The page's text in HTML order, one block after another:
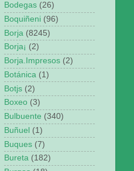
Bodegas (26)
Boquiñeni (96)
Borja (8245)
Borja¡ (2)
Borja.Impresos (2)
Botánica (1)
Botjs (2)
Boxeo (3)
Bulbuente (340)
Buñuel (1)
Buques (7)
Bureta (182)